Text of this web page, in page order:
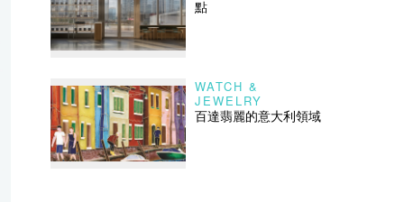
點
WATCH &
JEWELRY
百達翡麗的意大利領域